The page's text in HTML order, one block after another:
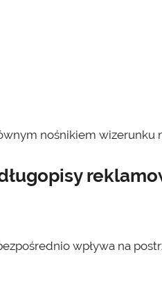
nośnikiem wizerunku
wpływa na